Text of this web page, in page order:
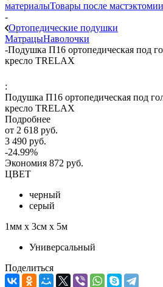
материалыТовары после мастэктомии
-
Ортопедические подушки
МатрацыНаволочки
-Подушка П16 ортопедическая под
кресло TRELAX
:
Подушка П16 ортопедическая под
кресло TRELAX
Подробнее
от 2 618 руб.
3 490 руб.
-24.99%
Экономия 872 руб.
ЦВЕТ
черный
серый
1мм х 3см х 5м
Универсальный
Поделиться